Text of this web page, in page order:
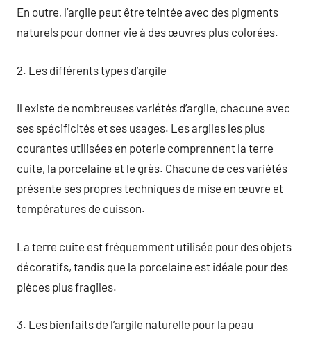
En outre, l’argile peut être teintée avec des pigments
naturels pour donner vie à des œuvres plus colorées.
2. Les différents types d’argile
Il existe de nombreuses variétés d’argile, chacune avec
ses spécificités et ses usages. Les argiles les plus
courantes utilisées en poterie comprennent la terre
cuite, la porcelaine et le grès. Chacune de ces variétés
présente ses propres techniques de mise en œuvre et
températures de cuisson.
La terre cuite est fréquemment utilisée pour des objets
décoratifs, tandis que la porcelaine est idéale pour des
pièces plus fragiles.
3. Les bienfaits de l’argile naturelle pour la peau